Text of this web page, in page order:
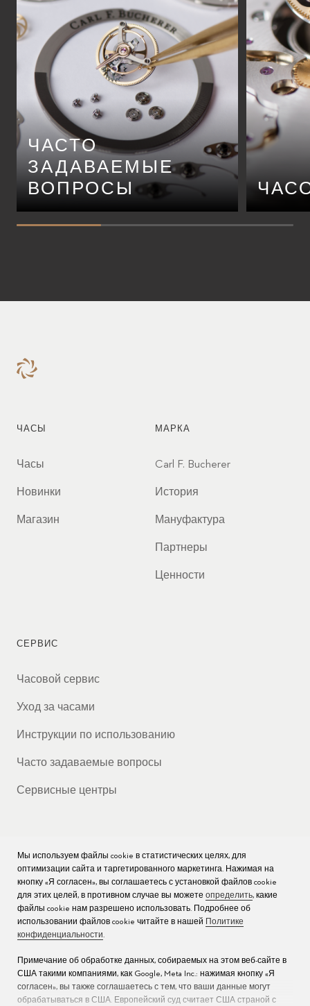
ЧАСТО
ЗАДАВАЕМЫЕ
ВОПРОСЫ
ЧАСЫ
Часы
Новинки
Магазин
МАРКА
Carl F. Bucherer
История
Мануфактура
Партнеры
Ценности
СЕРВИС
Часовой сервис
Уход за часами
Инструкции по использованию
Часто задаваемые вопросы
Сервисные центры
КОМПАНИЯ
Вакансии
Пресс
Мы используем файлы cookie в статистических целях, для
оптимизации сайта и таргетированного маркетинга. Нажимая на
кнопку «Я согласен», вы соглашаетесь с установкой файлов cookie
для этих целей, в противном случае вы можете определить, какие
файлы cookie нам разрешено использовать. Подробнее об
использовании файлов cookie читайте в нашей
Политике
конфиденциальности.
Примечание об обработке данных, собираемых на этом веб-сайте в
США такими компаниями, как Google, Meta Inc.: нажимая кнопку «Я
согласен», вы также соглашаетесь с тем, что ваши данные могут
обрабатываться в США. Европейский суд считает США страной с